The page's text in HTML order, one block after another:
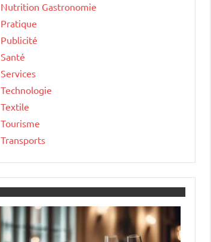
Nutrition Gastronomie
Pratique
Publicité
Santé
Services
Technologie
Textile
Tourisme
Transports